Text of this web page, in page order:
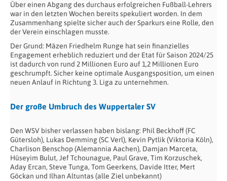
Über einen Abgang des durchaus erfolgreichen Fußball-Lehrers
war in den letzten Wochen bereits spekuliert worden. In dem
Zusammenhang spielte sicher auch der Sparkurs eine Rolle, den
der Verein einschlagen musste.
Der Grund: Mäzen Friedhelm Runge hat sein finanzielles
Engagement erheblich reduziert und der Etat für Saison 2024/25
ist dadurch von rund 2 Millionen Euro auf 1,2 Millionen Euro
geschrumpft. Sicher keine optimale Ausgangsposition, um einen
neuen Anlauf in Richtung 3. Liga zu unternehmen.
Der große Umbruch des Wuppertaler SV
Den WSV bisher verlassen haben bislang: Phil Beckhoff (FC
Gütersloh), Lukas Demming (SC Verl), Kevin Pytlik (Viktoria Köln),
Charlison Benschop (Alemannia Aachen), Damjan Marceta,
Hüseyim Bulut, Jef Tchounague, Paul Grave, Tim Korzuschek,
Aday Ercan, Steve Tunga, Tom Geerkens, Davide Itter, Mert
Göckan und Ilhan Altuntas (alle Ziel unbekannt)